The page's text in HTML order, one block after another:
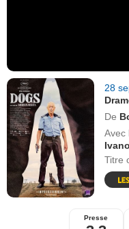
28
De
Avec
Titre
Presse